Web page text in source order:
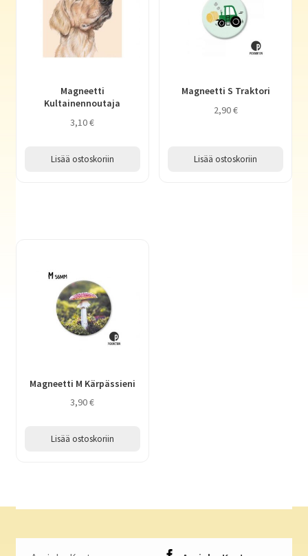
Magneetti
Kultainennoutaja
3,10€
Lisää ostoskoriin
Magneetti S Traktori
2,90€
Lisää ostoskoriin
Magneetti M Kärpässieni
3,90€
Lisää ostoskoriin